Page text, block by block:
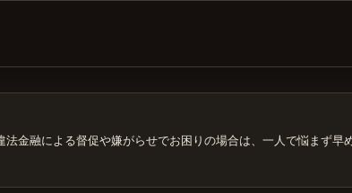
金融による督促や嫌がらせでお困りの場合は、一人で悩まず早